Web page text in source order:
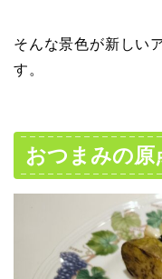
そんな景色が新しい
す。
おつまみの原